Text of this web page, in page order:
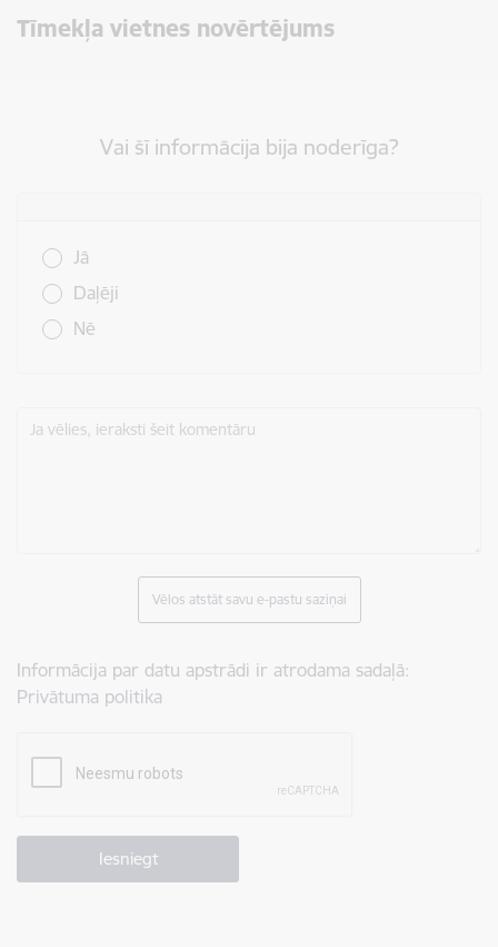
Tīmekļa vietnes novērtējums
Vai šī informācija bija noderīga?
Jā
Daļēji
Nē
Ja vēlies, ieraksti šeit komentāru
Vēlos atstāt savu e-pastu saziņai
Informācija par datu apstrādi ir atrodama sadaļā:
Privātuma politika